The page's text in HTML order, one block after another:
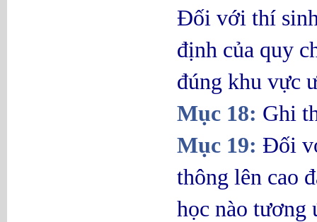
Đối với thí
định của quy
đúng khu vực
Mục 18: Ghi
Mục 19: Đối
thông lên cao
học nào tương